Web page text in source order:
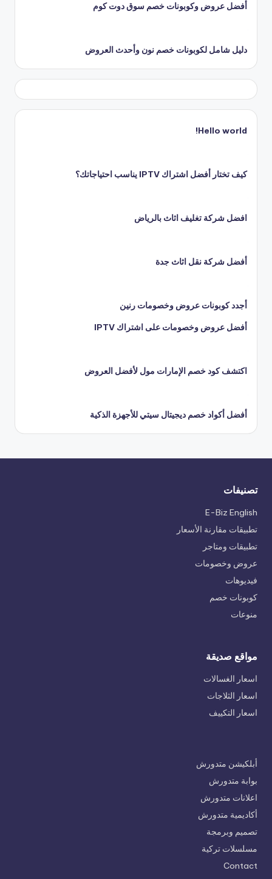
أفضل عروض وكوبونات خصم سوق دوت كوم
دليل شامل لكوبونات خصم نون وأحدث العروض
Hello world!
كيف تختار أفضل اشتراك IPTV يناسب احتياجاتك؟
افضل شركة تغليف اثاث بالرياض
أفضل شركة نقل اثاث جدة
أجدد كوبونات عروض وخصومات رنين
أفضل عروض وخصومات على اشتراك IPTV
اكتشف كود خصم الإمارات مول لأفضل العروض
أفضل أكواد خصم ديجيتال سيتي للأجهزة الذكية
تصنيفات
E-Biz English
تطبيقات مقارنة الأسعار
تطبيقات ومتاجر
عروض وخصومات
فيديوهات
كوبونات خصم
منوعات
مواقع صديقة
اسعار الغسالات
اسعار الثلاجات
اسعار التكييف
أبلكيشن متدورش
بوابة متدورش
اعلانات متدورش
أكاديمية متدورش
تصميم وبرمجة
مسلسلات تركية
Contact